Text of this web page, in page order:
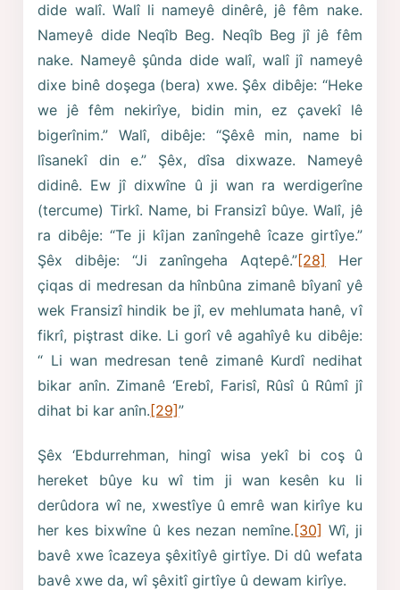
dide walî. Walî li nameyê dinêrê, jê fêm nake.
Nameyê dide Neqîb Beg. Neqîb Beg jî jê fêm
nake. Nameyê şûnda dide walî, walî jî nameyê
dixe binê doşega (bera) xwe. Şêx dibêje: “Heke
we jê fêm nekirîye, bidin min, ez çavekî lê
bigerînim.” Walî, dibêje: “Şêxê min, name bi
lîsanekî din e.” Şêx, dîsa dixwaze. Nameyê
didinê. Ew jî dixwîne û ji wan ra werdigerîne
(tercume) Tirkî. Name, bi Fransizî bûye. Walî, jê
ra dibêje: “Te ji kîjan zanîngehê îcaze girtîye.”
Şêx dibêje: “Ji zanîngeha Aqtepê.”[28]
Her
çiqas di medresan da hînbûna zimanê bîyanî yê
wek Fransizî hindik be jî, ev mehlumata hanê, vî
fikrî, piştrast dike. Li gorî vê agahîyê ku dibêje:
“ Li wan medresan tenê zimanê Kurdî nedihat
bikar anîn. Zimanê ‘Erebî, Farisî, Rûsî û Rûmî jî
dihat bi kar anîn. [29]”
Şêx ‘Ebdurrehman, hingî wisa yekî bi coş û
hereket bûye ku wî tim ji wan kesên ku li
derûdora wî ne, xwestîye û emrê wan kirîye ku
her kes bixwîne û kes nezan nemîne.[30] Wî, ji
bavê xwe îcazeya şêxitîyê girtîye. Di dû wefata
bavê xwe da, wî şêxitî girtîye û dewam kirîye.